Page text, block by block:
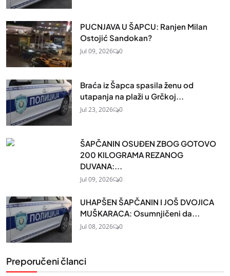
PUCNJAVA U ŠAPCU: Ranjen Milan
Ostojić Sandokan?
Jul 09, 2026 0
Braća iz Šapca spasila ženu od
utapanja na plaži u Grčkoj...
Jul 23, 2026 0
ŠAPČANIN OSUĐEN ZBOG GOTOVO
200 KILOGRAMA REZANOG
DUVANA:...
Jul 09, 2026 0
UHAPŠEN ŠAPČANIN I JOŠ DVOJICA
MUŠKARACA: Osumnjičeni da...
Jul 08, 2026 0
Preporučeni članci